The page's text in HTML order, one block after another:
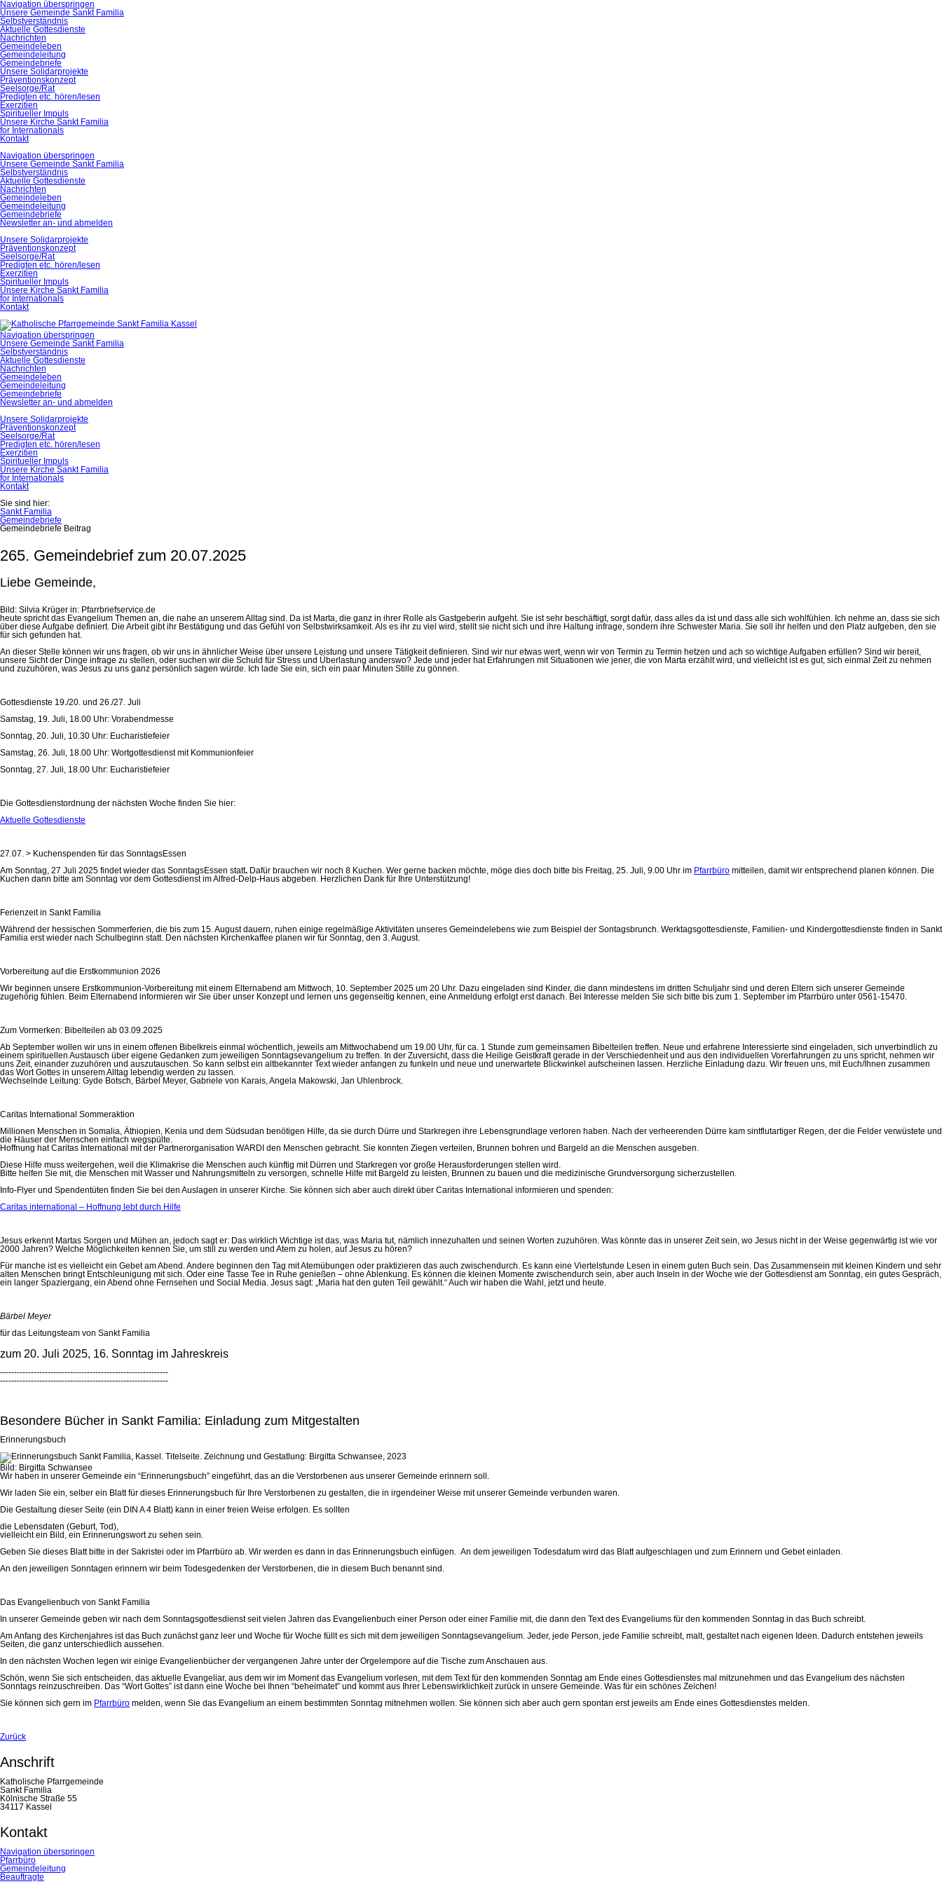
Navigation überspringen
Unsere Gemeinde Sankt Familia
Selbstverständnis
Aktuelle Gottesdienste
Nachrichten
Gemeindeleben
Gemeindeleitung
Gemeindebriefe
Unsere Solidarprojekte
Präventionskonzept
Seelsorge/Rat
Predigten etc. hören/lesen
Exerzitien
Spiritueller Impuls
Unsere Kirche Sankt Familia
for Internationals
Kontakt
Navigation überspringen
Unsere Gemeinde Sankt Familia
Selbstverständnis
Aktuelle Gottesdienste
Nachrichten
Gemeindeleben
Gemeindeleitung
Gemeindebriefe
Newsletter an- und abmelden
Unsere Solidarprojekte
Präventionskonzept
Seelsorge/Rat
Predigten etc. hören/lesen
Exerzitien
Spiritueller Impuls
Unsere Kirche Sankt Familia
for Internationals
Kontakt
Navigation überspringen
Unsere Gemeinde Sankt Familia
Selbstverständnis
Aktuelle Gottesdienste
Nachrichten
Gemeindeleben
Gemeindeleitung
Gemeindebriefe
Newsletter an- und abmelden
Unsere Solidarprojekte
Präventionskonzept
Seelsorge/Rat
Predigten etc. hören/lesen
Exerzitien
Spiritueller Impuls
Unsere Kirche Sankt Familia
for Internationals
Kontakt
Sie sind hier:
Sankt Familia
Gemeindebriefe
Gemeindebriefe Beitrag
265. Gemeindebrief zum 20.07.2025
Liebe Gemeinde,
Bild: Silvia Krüger in: Pfarrbriefservice.de
heute spricht das Evangelium Themen an, die nahe an unserem Alltag sind. Da ist Marta, die ganz in ihrer Rolle als Gastgeberin aufgeht. Sie ist sehr beschäftigt, sorgt dafür, dass alles da ist und dass alle sich wohlfühlen. Ich nehme an, dass sie sich
über diese Aufgabe definiert. Die Arbeit gibt ihr Bestätigung und das Gefühl von Selbstwirksamkeit. Als es ihr zu viel wird, stellt sie nicht sich und ihre Haltung infrage, sondern ihre Schwester Maria. Sie soll ihr helfen und den Platz aufgeben, den sie
für sich gefunden hat.
An dieser Stelle können wir uns fragen, ob wir uns in ähnlicher Weise über unsere Leistung und unsere Tätigkeit definieren. Sind wir nur etwas wert, wenn wir von Termin zu Termin hetzen und ach so wichtige Aufgaben erfüllen? Sind wir bereit,
unsere Sicht der Dinge infrage zu stellen, oder suchen wir die Schuld für Stress und Überlastung anderswo? Jede und jeder hat Erfahrungen mit Situationen wie jener, die von Marta erzählt wird, und vielleicht ist es gut, sich einmal Zeit zu nehmen
und zuzuhören, was Jesus zu uns ganz persönlich sagen würde. Ich lade Sie ein, sich ein paar Minuten Stille zu gönnen.
Gottesdienste 19./20. und 26./27. Juli
Samstag, 19. Juli, 18.00 Uhr: Vorabendmesse
Sonntag, 20. Juli, 10.30 Uhr: Eucharistiefeier
Samstag, 26. Juli, 18.00 Uhr: Wortgottesdienst mit Kommunionfeier
Sonntag, 27. Juli, 18.00 Uhr: Eucharistiefeier
Die Gottesdienstordnung der nächsten Woche finden Sie hier:
Aktuelle Gottesdienste
27.07. > Kuchenspenden für das SonntagsEssen
Am Sonntag, 27 Juli 2025 findet wieder das SonntagsEssen statt. Dafür brauchen wir noch 8 Kuchen. Wer gerne backen möchte, möge dies doch bitte bis Freitag, 25. Juli, 9.00 Uhr im Pfarrbüro mitteilen, damit wir entsprechend planen können. Die
Kuchen dann bitte am Sonntag vor dem Gottesdienst im Alfred-Delp-Haus abgeben. Herzlichen Dank für Ihre Unterstützung!
Ferienzeit in Sankt Familia
Während der hessischen Sommerferien, die bis zum 15. August dauern, ruhen einige regelmäßige Aktivitäten unseres Gemeindelebens wie zum Beispiel der Sontagsbrunch. Werktagsgottesdienste, Familien- und Kindergottesdienste finden in Sankt
Familia erst wieder nach Schulbeginn statt. Den nächsten Kirchenkaffee planen wir für Sonntag, den 3. August.
Vorbereitung auf die Erstkommunion 2026
Wir beginnen unsere Erstkommunion-Vorbereitung mit einem Elternabend am Mittwoch, 10. September 2025 um 20 Uhr. Dazu eingeladen sind Kinder, die dann mindestens im dritten Schuljahr sind und deren Eltern sich unserer Gemeinde
zugehörig fühlen. Beim Elternabend informieren wir Sie über unser Konzept und lernen uns gegenseitig kennen, eine Anmeldung erfolgt erst danach. Bei Interesse melden Sie sich bitte bis zum 1. September im Pfarrbüro unter 0561-15470.
Zum Vormerken: Bibelteilen ab 03.09.2025
Ab September wollen wir uns in einem offenen Bibelkreis einmal wöchentlich, jeweils am Mittwochabend um 19.00 Uhr, für ca. 1 Stunde zum gemeinsamen Bibelteilen treffen. Neue und erfahrene Interessierte sind eingeladen, sich unverbindlich zu
einem spirituellen Austausch über eigene Gedanken zum jeweiligen Sonntagsevangelium zu treffen. In der Zuversicht, dass die Heilige Geistkraft gerade in der Verschiedenheit und aus den individuellen Vorerfahrungen zu uns spricht, nehmen wir
uns Zeit, einander zuzuhören und auszutauschen. So kann selbst ein altbekannter Text wieder anfangen zu funkeln und neue und unerwartete Blickwinkel aufscheinen lassen. Herzliche Einladung dazu. Wir freuen uns, mit Euch/Ihnen zusammen
das Wort Gottes in unserem Alltag lebendig werden zu lassen.
Wechselnde Leitung: Gyde Botsch, Bärbel Meyer, Gabriele von Karais, Angela Makowski, Jan Uhlenbrock.
Caritas International Sommeraktion
Millionen Menschen in Somalia, Äthiopien, Kenia und dem Südsudan benötigen Hilfe, da sie durch Dürre und Starkregen ihre Lebensgrundlage verloren haben. Nach der verheerenden Dürre kam sintflutartiger Regen, der die Felder verwüstete und
die Häuser der Menschen einfach wegspülte.
Hoffnung hat Caritas International mit der Partnerorganisation WARDI den Menschen gebracht. Sie konnten Ziegen verteilen, Brunnen bohren und Bargeld an die Menschen ausgeben.
Diese Hilfe muss weitergehen, weil die Klimakrise die Menschen auch künftig mit Dürren und Starkregen vor große Herausforderungen stellen wird.
Bitte helfen Sie mit, die Menschen mit Wasser und Nahrungsmitteln zu versorgen, schnelle Hilfe mit Bargeld zu leisten, Brunnen zu bauen und die medizinische Grundversorgung sicherzustellen.
Info-Flyer und Spendentüten finden Sie bei den Auslagen in unserer Kirche. Sie können sich aber auch direkt über Caritas International informieren und spenden:
Caritas international – Hoffnung lebt durch Hilfe
Jesus erkennt Martas Sorgen und Mühen an, jedoch sagt er: Das wirklich Wichtige ist das, was Maria tut, nämlich innezuhalten und seinen Worten zuzuhören. Was könnte das in unserer Zeit sein, wo Jesus nicht in der Weise gegenwärtig ist wie vor
2000 Jahren? Welche Möglichkeiten kennen Sie, um still zu werden und Atem zu holen, auf Jesus zu hören?
Für manche ist es vielleicht ein Gebet am Abend. Andere beginnen den Tag mit Atemübungen oder praktizieren das auch zwischendurch. Es kann eine Viertelstunde Lesen in einem guten Buch sein. Das Zusammensein mit kleinen Kindern und sehr
alten Menschen bringt Entschleunigung mit sich. Oder eine Tasse Tee in Ruhe genießen – ohne Ablenkung. Es können die kleinen Momente zwischendurch sein, aber auch Inseln in der Woche wie der Gottesdienst am Sonntag, ein gutes Gespräch,
ein langer Spaziergang, ein Abend ohne Fernsehen und Social Media. Jesus sagt: „Maria hat den guten Teil gewählt.“ Auch wir haben die Wahl, jetzt und heute.
Bärbel Meyer
für das Leitungsteam von Sankt Familia
zum 20. Juli 2025, 16. Sonntag im Jahreskreis
------------------------------------------------------------
------------------------------------------------------------
Besondere Bücher in Sankt Familia: Einladung zum Mitgestalten
Erinnerungsbuch
Bild: Birgitta Schwansee
Wir haben in unserer Gemeinde ein “Erinnerungsbuch” eingeführt, das an die Verstorbenen aus unserer Gemeinde erinnern soll.
Wir laden Sie ein, selber ein Blatt für dieses Erinnerungsbuch für Ihre Verstorbenen zu gestalten, die in irgendeiner Weise mit unserer Gemeinde verbunden waren.
Die Gestaltung dieser Seite (ein DIN A 4 Blatt) kann in einer freien Weise erfolgen. Es sollten
die Lebensdaten (Geburt, Tod),
vielleicht ein Bild, ein Erinnerungswort zu sehen sein.
Geben Sie dieses Blatt bitte in der Sakristei oder im Pfarrbüro ab. Wir werden es dann in das Erinnerungsbuch einfügen. An dem jeweiligen Todesdatum wird das Blatt aufgeschlagen und zum Erinnern und Gebet einladen.
An den jeweiligen Sonntagen erinnern wir beim Todesgedenken der Verstorbenen, die in diesem Buch benannt sind.
Das Evangelienbuch von Sankt Familia
In unserer Gemeinde geben wir nach dem Sonntagsgottesdienst seit vielen Jahren das Evangelienbuch einer Person oder einer Familie mit, die dann den Text des Evangeliums für den kommenden Sonntag in das Buch schreibt.
Am Anfang des Kirchenjahres ist das Buch zunächst ganz leer und Woche für Woche füllt es sich mit dem jeweiligen Sonntagsevangelium. Jeder, jede Person, jede Familie schreibt, malt, gestaltet nach eigenen Ideen. Dadurch entstehen jeweils
Seiten, die ganz unterschiedlich aussehen.
In den nächsten Wochen legen wir einige Evangelienbücher der vergangenen Jahre unter der Orgelempore auf die Tische zum Anschauen aus.
Schön, wenn Sie sich entscheiden, das aktuelle Evangeliar, aus dem wir im Moment das Evangelium vorlesen, mit dem Text für den kommenden Sonntag am Ende eines Gottesdienstes mal mitzunehmen und das Evangelium des nächsten
Sonntags reinzuschreiben. Das “Wort Gottes” ist dann eine Woche bei Ihnen “beheimatet” und kommt aus Ihrer Lebenswirklichkeit zurück in unsere Gemeinde. Was für ein schönes Zeichen!
Sie können sich gern im Pfarrbüro melden, wenn Sie das Evangelium an einem bestimmten Sonntag mitnehmen wollen. Sie können sich aber auch gern spontan erst jeweils am Ende eines Gottesdienstes melden.
Zurück
Anschrift
Katholische Pfarrgemeinde
Sankt Familia
Kölnische Straße 55
34117 Kassel
Kontakt
Navigation überspringen
Pfarrbüro
Gemeindeleitung
Beauftragte